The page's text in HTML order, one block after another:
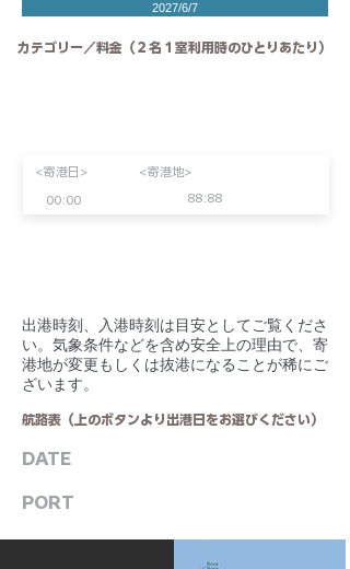
<寄港日>
00:00 88:88
<寄港地>
2027/6/7
カテゴリー／料金（２名１室利用時のひとりあたり）
​出港時刻、入港時刻は目安としてご覧くださ
い。気象条件などを含め安全上の理由で、寄
港地が変更もしくは抜港になることが稀にご
ざいます。
航路表（上のボタンより出港日をお選びください）
DATE
PORT